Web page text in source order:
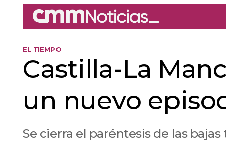
EL TIEMPO
Castilla-La
un nuevo
Se cierra el paréntesis de las